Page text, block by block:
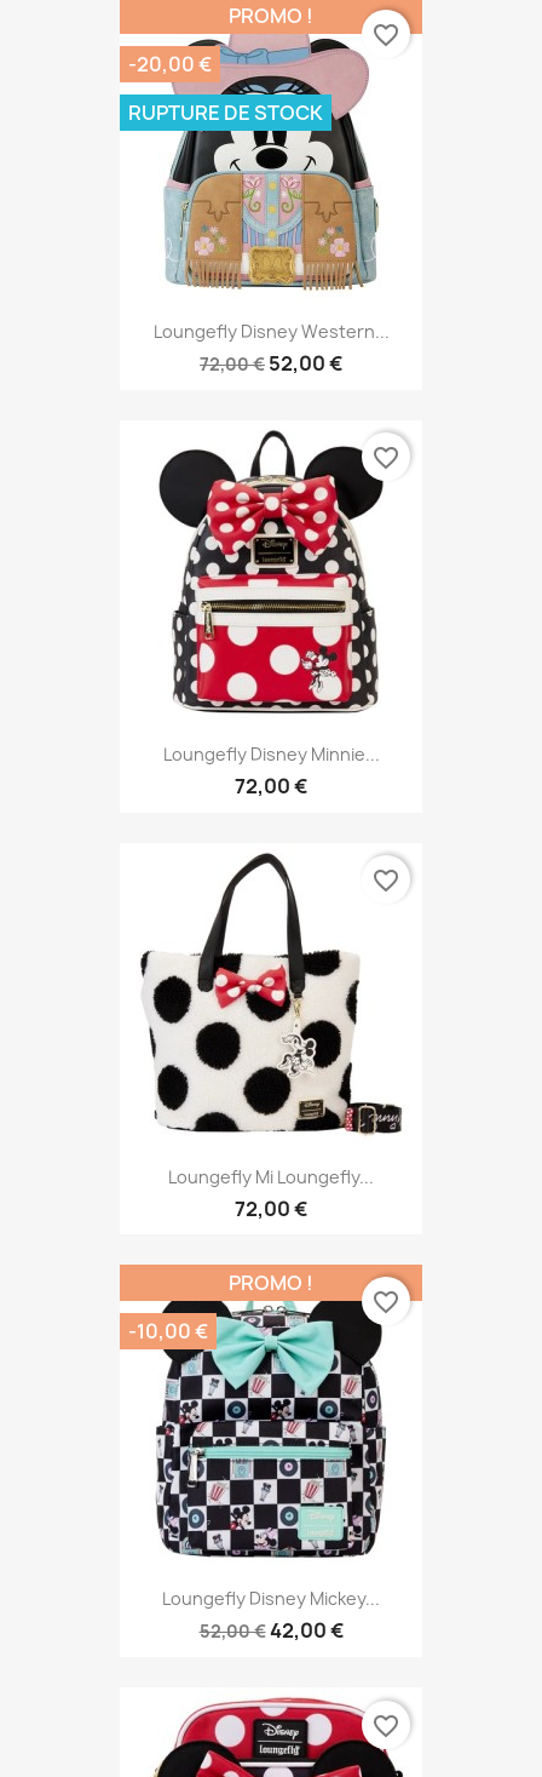
Loungefly Disney Western...
72,00 € 52,00 €
PROMO !
-20,00 €
RUPTURE DE STOCK
favorite_border
Loungefly Disney Minnie...
72,00 €
favorite_border
Loungefly Mi Loungefly...
72,00 €
favorite_border
Loungefly Disney Mickey...
52,00 €42,00 €
PROMO !
-10,00 €
favorite_border
favorite_border